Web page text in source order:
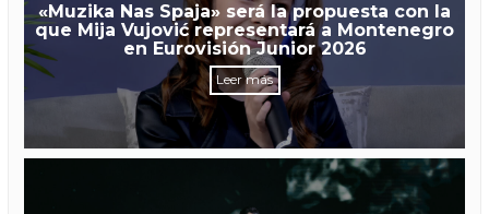
«Muzika Nas Spaja» será la propuesta con la
que Mija Vujović representará a Montenegro
en Eurovisión Junior 2026
Leer más